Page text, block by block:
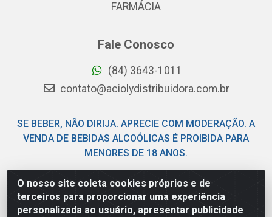
O nosso site coleta cookies próprios e de
terceiros para proporcionar uma experiência
personalizada ao usuário, apresentar publicidade
FARMÁCIA
Fale Conosco
(84) 3643-1011
contato@aciolydistribuidora.com.br
SE BEBER, NÃO DIRIJA. APRECIE COM MODERAÇÃO. A
VENDA DE BEBIDAS ALCOÓLICAS É PROIBIDA PARA
MENORES DE 18 ANOS.
Acioly Distribuidora - Av Piloto Pereira Tim - Parque de
Exposições - Parnamirim/RN - CEP 59146-480 - CNPJ